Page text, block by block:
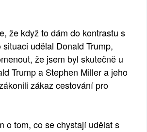
že když to dám do kontrastu s
udělal Donald Trump,
že jsem byl skutečně u
Trump a Stephen Miller a jeho
zákaz cestování pro
o tom, co se chystají udělat s